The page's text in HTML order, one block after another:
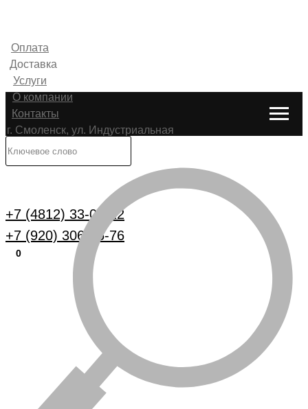
Оплата
Доставка
Услуги
О компании
Контакты
г. Смоленск, ул. Индустриальная
+7 (4812) 33-00-22
+7 (920) 306-25-76
0